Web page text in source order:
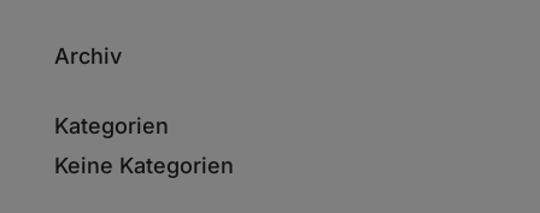
Archiv
Kategorien
Keine Kategorien